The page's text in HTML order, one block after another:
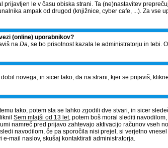
prijavljen le v času obiska strani. Ta (ne)nastavitev
ampak od drugod (knjižnice, cyber cafe, ...). Za
(online) uporabnikov?
na Da, se bo prisotnost kazala le administratorju in tebi.
novega, in sicer tako, da na strani, kjer se prijaviš,
tako, potem sta se lahko zgodili dve stvari, in sicer
Sem mlajši od 13 let, potem boš moral slediti
namreč pred prijavo zahtevajo aktivacijo računov
navodilom, če pa sporočila nisi prejel, si verjetno
mail naslov, skušaj kontaktirati administratorja.